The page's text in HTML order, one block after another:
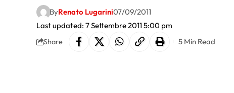
Last updated: 7 Settembre 2011 5:00 pm
ByRenato Lugarini07/09/2011
Share 5 Min Read